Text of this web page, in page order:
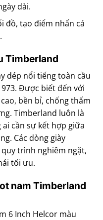
dài.
đồ, tạo điểm nhấn cá
Timberland
dép nổi tiếng toàn cầu
Được biết đến với
bền bỉ, chống thấm
Timberland luôn là
cần sự kết hợp giữa
Các dòng giày
trình nghiêm ngặt,
tối ưu.
nam Timberland
6 Inch Helcor màu